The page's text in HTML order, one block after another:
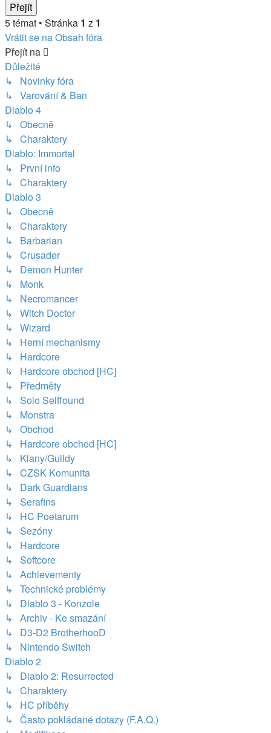
5 témat • Stránka 1 z 1
Vrátit se na Obsah fóra
Přejít na
Důležité
↳ Novinky fóra
↳ Varování & Ban
Diablo 4
↳ Obecně
↳ Charaktery
Diablo: Immortal
↳ První info
↳ Charaktery
Diablo 3
↳ Obecně
↳ Charaktery
↳ Barbarian
↳ Crusader
↳ Demon Hunter
↳ Monk
↳ Necromancer
↳ Witch Doctor
↳ Wizard
↳ Herní mechanismy
↳ Hardcore
↳ Hardcore obchod [HC]
↳ Předměty
↳ Solo Selffound
↳ Monstra
↳ Obchod
↳ Hardcore obchod [HC]
↳ Klany/Guildy
↳ CZSK Komunita
↳ Dark Guardians
↳ Serafins
↳ HC Poetarum
↳ Sezóny
↳ Hardcore
↳ Softcore
↳ Achievementy
↳ Technické problémy
↳ Diablo 3 - Konzole
↳ Archiv - Ke smazání
↳ D3-D2 BrotherhooD
↳ Nintendo Switch
Diablo 2
↳ Diablo 2: Resurrected
↳ Charaktery
↳ HC příběhy
↳ Často pokládané dotazy (F.A.Q.)